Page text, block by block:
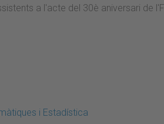
a l'acte del 30è aniversari de
i Estadística